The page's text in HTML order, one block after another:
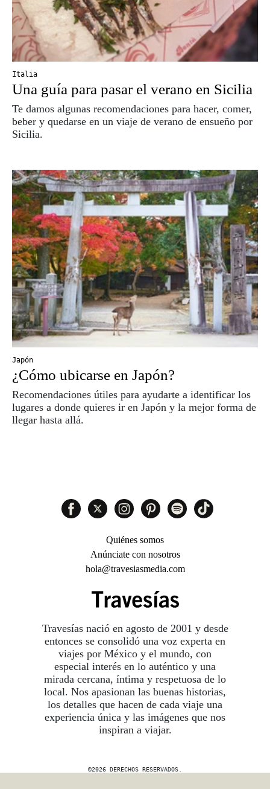
Italia
Una guía para pasar el verano en Sicilia
Te damos algunas recomendaciones para hacer, comer,
beber y quedarse en un viaje de verano de ensueño por
Sicilia.
Japón
¿Cómo ubicarse en Japón?
Recomendaciones útiles para ayudarte a identificar los
lugares a donde quieres ir en Japón y la mejor forma de
llegar hasta allá.
Travesías nació en agosto de 2001 y desde
entonces se consolidó una voz experta en
viajes por México y el mundo, con
especial interés en lo auténtico y una
mirada cercana, íntima y respetuosa de lo
local. Nos apasionan las buenas historias,
los detalles que hacen de cada viaje una
experiencia única y las imágenes que nos
inspiran a viajar.
Quiénes somos
Anúnciate con nosotros
hola@travesiasmedia.com
©2026 DERECHOS RESERVADOS.